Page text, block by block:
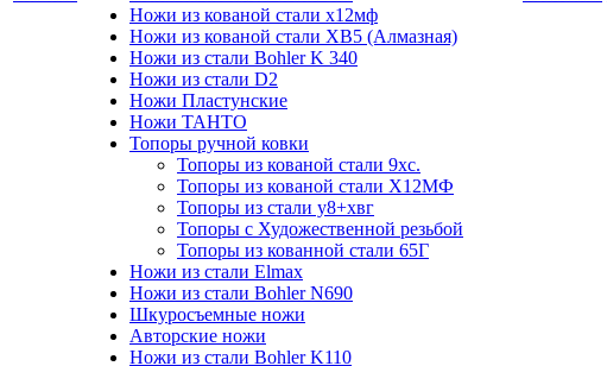
Ножи из кованой стали х12мф
Ножи из кованой стали ХВ5 (Алмазная)
Ножи из стали Bohler K 340
Ножи из стали D2
Ножи Пластунские
Ножи ТАНТО
Топоры ручной ковки
Топоры из кованой стали 9хс.
Топоры из кованой стали Х12МФ
Топоры из стали у8+хвг
Топоры с Художественной резьбой
Топоры из кованной стали 65Г
Ножи из стали Elmax
Ножи из стали Bohler N690
Шкуросъемные ножи
Авторские ножи
Ножи из стали Bohler K110